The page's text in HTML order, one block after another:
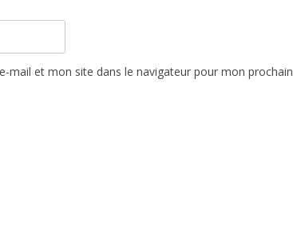
mail et mon site dans le navigateur pour mon prochain